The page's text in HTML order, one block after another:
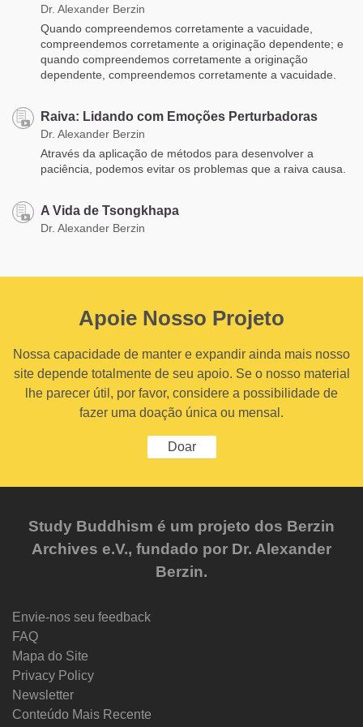
Dr. Alexander Berzin
Quando compreendemos corretamente a vacuidade,
compreendemos corretamente a originação dependente; e
quando compreendemos corretamente a originação
dependente, compreendemos corretamente a vacuidade.
Raiva: Lidando com Emoções Perturbadoras
Dr. Alexander Berzin
Através da aplicação de métodos para desenvolver a
paciência, podemos evitar os problemas que a raiva causa.
A Vida de Tsongkhapa
Dr. Alexander Berzin
Apoie Nosso Projeto
Nossa capacidade de manter e expandir ainda mais nosso
site depende totalmente de seu apoio. Se o nosso material
lhe parecer útil, por favor, considere a possibilidade de
fazer uma doação única ou mensal.
Doar
Study Buddhism é um projeto dos Berzin
Archives e.V., fundado por Dr. Alexander
Berzin.
Envie-nos seu feedback
FAQ
Mapa do Site
Privacy Policy
Newsletter
Conteúdo Mais Recente